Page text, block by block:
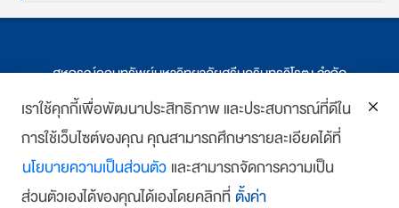
สหกรณ์ออมทรัพย์มหาวิทยาลัยศรีนครินทรวิโรฒ จำกัด
ที่ตั้ง 114 ซ.สุขุมวิท 23 ถ.สุขุมวิท กรุงเทพฯ
โทร : 02-259-1474, 02-258-0227
โทรสาร: 02-261-5703
E-mail :we*******@*******co.th
เราใช้คุกกี้เพื่อพัฒนาประสิทธิภาพ และประสบการณ์ที่ดีใน
การใช้เว็บไซต์ของคุณ คุณสามารถศึกษารายละเอียดได้ที่
นโยบายความเป็นส่วนตัว และสามารถจัดการความเป็น
ส่วนตัวเองได้ของคุณได้เองโดยคลิกที่ ตั้งค่า